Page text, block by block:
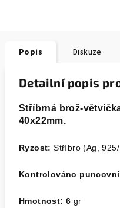
Popis Diskuze
Detailní popis
Stříbrná brož-
40x22mm.
Ryzost:Stříbro (Ag,
Kontrolováno
Hmotnost: 6 gr